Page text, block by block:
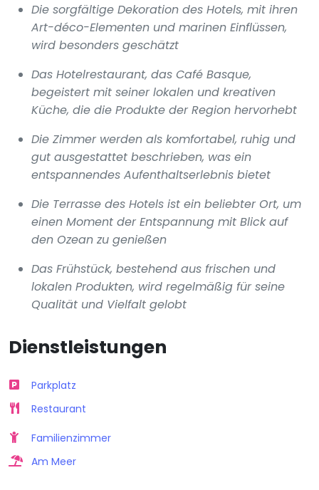
Die sorgfältige Dekoration des Hotels, mit ihren
Art-déco-Elementen und marinen Einflüssen,
wird besonders geschätzt
Das Hotelrestaurant, das Café Basque,
begeistert mit seiner lokalen und kreativen
Küche, die die Produkte der Region hervorhebt
Die Zimmer werden als komfortabel, ruhig und
gut ausgestattet beschrieben, was ein
entspannendes Aufenthaltserlebnis bietet
Die Terrasse des Hotels ist ein beliebter Ort, um
einen Moment der Entspannung mit Blick auf
den Ozean zu genießen
Das Frühstück, bestehend aus frischen und
lokalen Produkten, wird regelmäßig für seine
Qualität und Vielfalt gelobt
Dienstleistungen
Parkplatz
Restaurant
Familienzimmer
Am Meer